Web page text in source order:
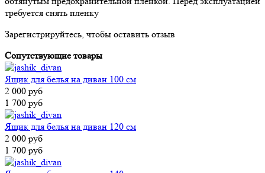
требуется снять пленку
Зарегистрируйтесь, чтобы оставить отзыв
Сопутствующие товары
Ящик для белья на диван 100 см
2 000 руб
1 700 руб
Ящик для белья на диван 120 см
2 000 руб
1 700 руб